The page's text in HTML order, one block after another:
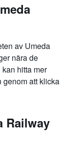
av Umeda
nära de
hitta mer
genom att klicka
Railway